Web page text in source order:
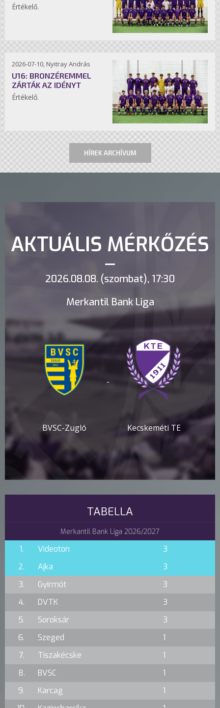
Értékelő.
2026-07-10, Nyitray András
U16: BRONZÉREMMEL
ZÁRTÁK AZ IDÉNYT
Értékelő.
HÍREK ARCHÍVUM
AKTUÁLIS MÉRKŐZÉS
2026.08.08. (szombat), 17:30
Merkantil Bank Liga
BVSC-Zugló
-
Kecskeméti TE
TABELLA
Merkantil Bank Liga 2026/2027
1. Videoton
3
2.
Ajka
3
3.
Gyirmót
3
4.
DVTK
3
5.
Soroksár
3
6.
Szeged
1
7.
Tiszakécske
1
8.
BVSC
1
9.
Karcag
1